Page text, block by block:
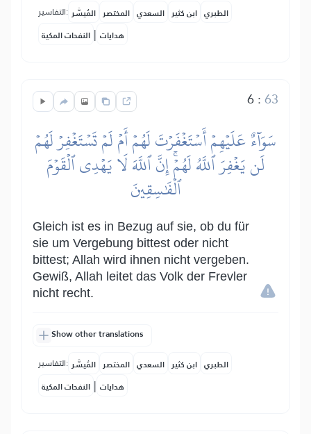
التفاسير: المُيسَّر المختصر السعدي ابن كثير الطبري
النفحات المكية | هدايات
6:63
سَوَآءٌ عَلَيۡهِمۡ أَسۡتَغۡفَرۡتَ لَهُمۡ أَمۡ لَمۡ تَسۡتَغۡفِرۡ لَهُمۡ
لَن يَغۡفِرَ ٱللَّهُ لَهُمۡۚ إِنَّ ٱللَّهَ لَا يَهۡدِي ٱلۡقَوۡمَ
ٱلۡفَٰسِقِينَ
Gleich ist es in Bezug auf sie, ob du für
sie um Vergebung bittest oder nicht
bittest; Allah wird ihnen nicht vergeben.
Gewiß, Allah leitet das Volk der Frevler
nicht recht.
Show other translations
التفاسير: المُيسَّر المختصر السعدي ابن كثير الطبري
النفحات المكية | هدايات